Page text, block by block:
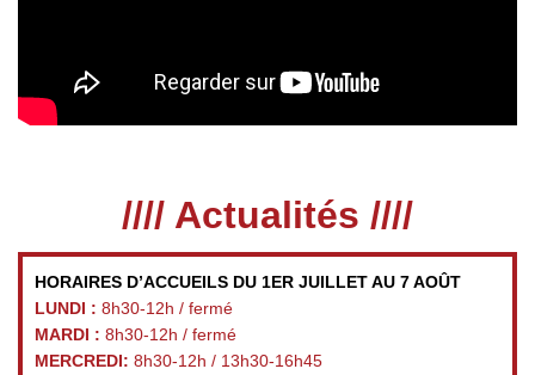
//// Actualités ////
HORAIRES D’ACCUEILS DU 1ER JUILLET AU 7 AOÛT
LUNDI : 8h30-12h / fermé
MARDI : 8h30-12h / fermé
MERCREDI: 8h30-12h / 13h30-16h45